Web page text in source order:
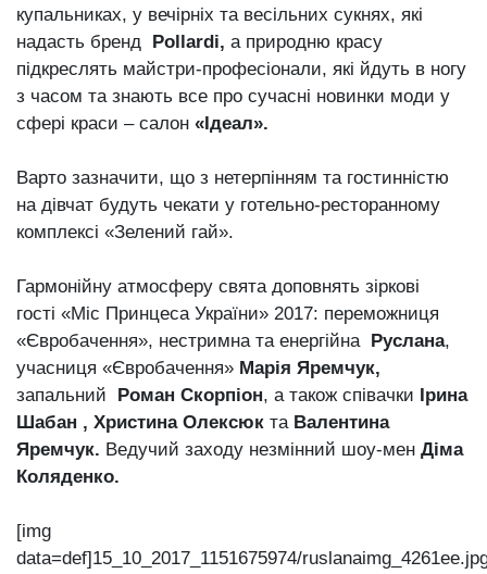
купальниках, у вечірніх та весільних сукнях, які
надасть бренд
Pollardi, а природню красу
підкреслять майстри-професіонали, які йдуть в ногу
з часом та знають все про сучасні новинки моди у
сфері краси – салон «Ідеал».
Варто зазначити, що з нетерпінням та гостинністю
на дівчат будуть чекати у готельно-ресторанному
комплексі «Зелений гай».
Гармонійну атмосферу свята доповнять зіркові
гості «Міс Принцеса України» 2017: переможниця
«Євробачення», нестримна та енергійна
Руслана,
учасниця «Євробачення» Марія Яремчук,
запальний
Роман Скорпіон, а також співачки
Ірина
Шабан , Христина Олексюк та Валентина
Яремчук. Ведучий заходу незмінний шоу-мен Діма
Коляденко.
[img
data=def]15_10_2017_1151675974/